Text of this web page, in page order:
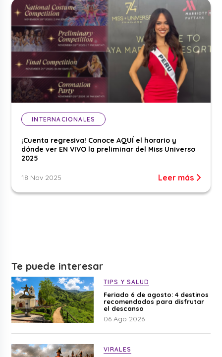
INTERNACIONALES
¡Cuenta regresiva! Conoce AQUÍ el horario y
dónde ver EN VIVO la preliminar del Miss Universo
2025
18 Nov 2025 Leer más
Te puede interesar
TIPS Y SALUD
Feriado 6 de agosto: 4 destinos
recomendados para disfrutar
el descanso
06 Ago 2026
VIRALES